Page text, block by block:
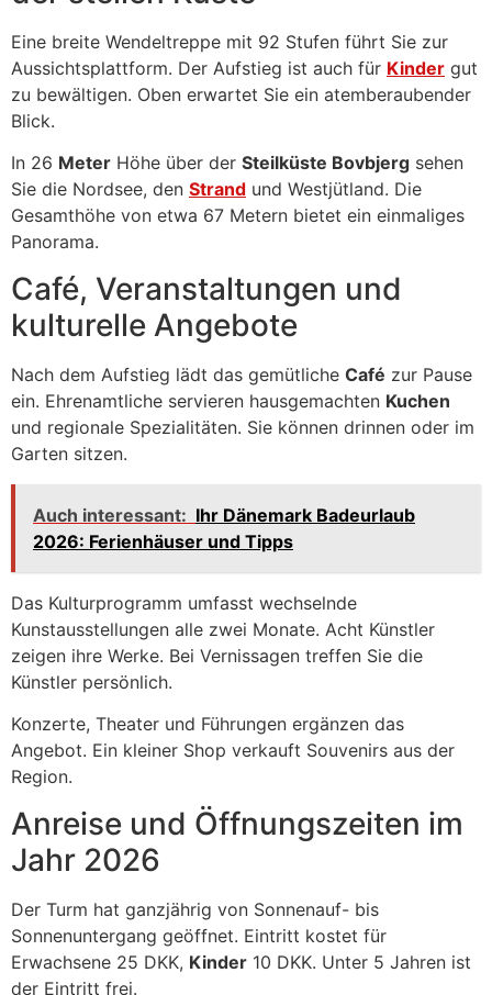
Eine breite Wendeltreppe mit 92 Stufen führt Sie zur
Aussichtsplattform. Der Aufstieg ist auch für Kinder gut
zu bewältigen. Oben erwartet Sie ein atemberaubender
Blick.
In 26 Meter Höhe über der Steilküste Bovbjerg sehen
Sie die Nordsee, den Strand und Westjütland. Die
Gesamthöhe von etwa 67 Metern bietet ein einmaliges
Panorama.
Café, Veranstaltungen und
kulturelle Angebote
Nach dem Aufstieg lädt das gemütliche Café zur Pause
ein. Ehrenamtliche servieren hausgemachten Kuchen
und regionale Spezialitäten. Sie können drinnen oder im
Garten sitzen.
Auch interessant: Ihr Dänemark Badeurlaub
2026: Ferienhäuser und Tipps
Das Kulturprogramm umfasst wechselnde
Kunstausstellungen alle zwei Monate. Acht Künstler
zeigen ihre Werke. Bei Vernissagen treffen Sie die
Künstler persönlich.
Konzerte, Theater und Führungen ergänzen das
Angebot. Ein kleiner Shop verkauft Souvenirs aus der
Region.
Anreise und Öffnungszeiten im
Jahr 2026
Der Turm hat ganzjährig von Sonnenauf- bis
Sonnenuntergang geöffnet. Eintritt kostet für
Erwachsene 25 DKK, Kinder 10 DKK. Unter 5 Jahren ist
der Eintritt frei.